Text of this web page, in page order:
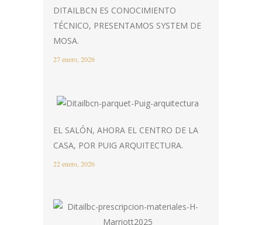
DITAILBCN ES CONOCIMIENTO
TÉCNICO, PRESENTAMOS SYSTEM DE
MOSA.
27 enero, 2026
EL SALÓN, AHORA EL CENTRO DE LA
CASA, POR PUIG ARQUITECTURA.
22 enero, 2026